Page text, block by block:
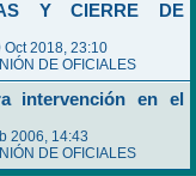
Y CIERRE DE
Oct 2018, 23:10
DE OFICIALES
intervención en el
2006, 14:43
DE OFICIALES